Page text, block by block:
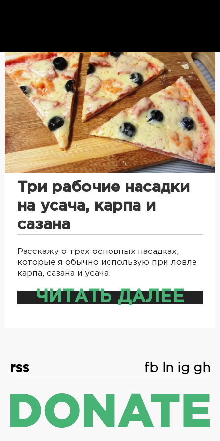
Три рабочие насадки
на усача, карпа и
сазана
Расскажу о трех основных насадках,
которые я обычно использую при ловле
карпа, сазана и усача.
ЧИТАТЬ ДАЛЕЕ
rss fb ln ig gh